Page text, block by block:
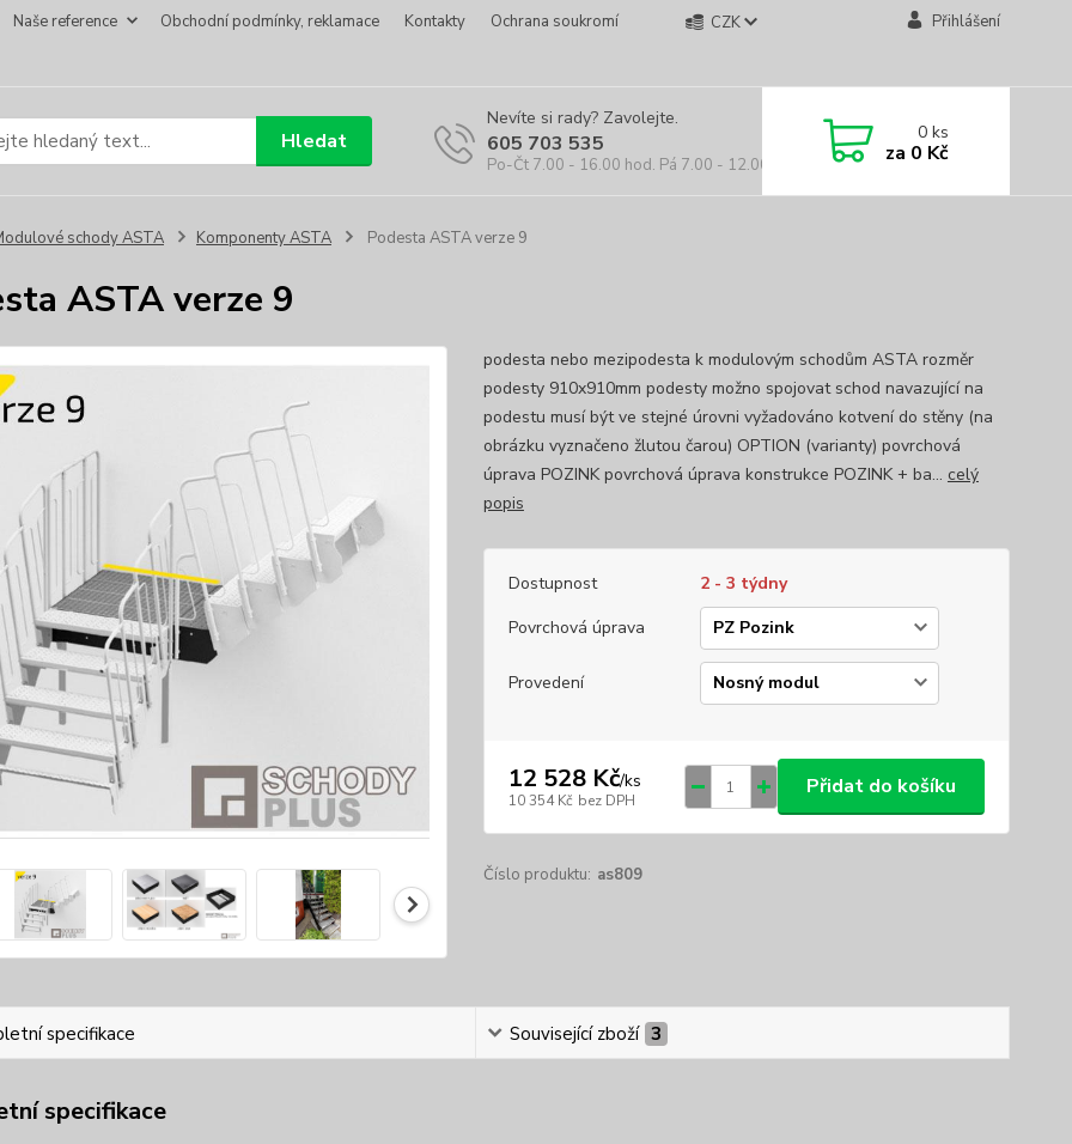
Naše reference Obchodní podmínky, reklamace Kontakty
Ochrana soukromí
CZK Přihlášení
Hledat
Nevíte si rady? Zavolejte.
605 703 535
Po-Čt 7.00 - 16.00 hod. Pá 7.00 - 12.00 hod.
0ks
za 0 Kč
schody ASTA Komponenty ASTA Podesta ASTA verze 9
ASTA verze 9
podesta nebo mezipodesta k modulovým schodům ASTA rozměr
podesty 910x910mm podesty možno spojovat schod navazující na
podestu musí být ve stejné úrovni vyžadováno kotvení do stěny (na
obrázku vyznačeno žlutou čarou) OPTION (varianty) povrchová
úprava POZINK povrchová úprava konstrukce POZINK + ba... celý
popis
Dostupnost
2 - 3 týdny
Povrchová úprava
Provedení
12 528 Kč/ks
10 354 Kč bez DPH
Přidat do košíku
Číslo produktu: as809
specifikace Související zboží 3
specifikace